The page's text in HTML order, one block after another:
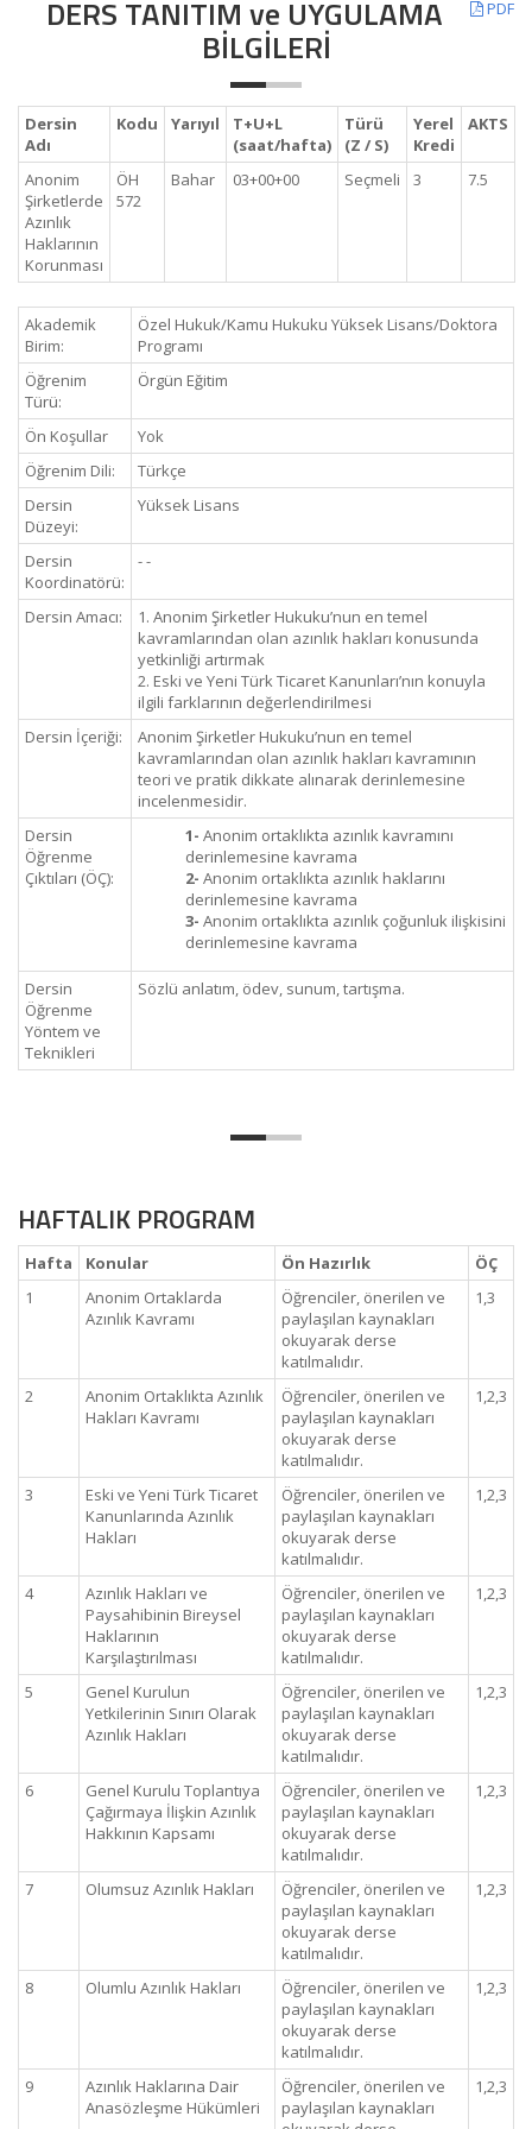
PDF
DERS TANITIM ve UYGULAMA
BİLGİLERİ
Dersin
Adı
Kodu Yarıyıl
T+U+L
(saat/hafta)
Türü
(Z / S)
Yerel
Kredi
AKTS
Anonim
Şirketlerde
Azınlık
Haklarının
Korunması
ÖH
572
Bahar 03+00+00 Seçmeli 3 7.5
Akademik
Birim:
Özel Hukuk/Kamu Hukuku Yüksek Lisans/Doktora
Programı
Öğrenim
Türü:
Örgün Eğitim
Ön Koşullar
Yok
Öğrenim Dili:
Türkçe
Dersin
Düzeyi:
Yüksek Lisans
Dersin
Koordinatörü:
- -
Dersin Amacı:
1. Anonim Şirketler Hukuku’nun en temel
kavramlarından olan azınlık hakları konusunda
yetkinliği artırmak
2. Eski ve Yeni Türk Ticaret Kanunları’nın konuyla
ilgili farklarının değerlendirilmesi
Dersin İçeriği:
Anonim Şirketler Hukuku’nun en temel
kavramlarından olan azınlık hakları kavramının
teori ve pratik dikkate alınarak derinlemesine
incelenmesidir.
Dersin
Öğrenme
Çıktıları (ÖÇ):
1- Anonim ortaklıkta azınlık kavramını
derinlemesine kavrama
2- Anonim ortaklıkta azınlık haklarını
derinlemesine kavrama
3- Anonim ortaklıkta azınlık çoğunluk ilişkisini
derinlemesine kavrama
Dersin
Öğrenme
Yöntem ve
Teknikleri
Sözlü anlatım, ödev, sunum, tartışma.
HAFTALIK PROGRAM
Hafta Konular Ön Hazırlık
ÖÇ
1
Anonim Ortaklarda
Azınlık Kavramı
Öğrenciler, önerilen ve
paylaşılan kaynakları
okuyarak derse
katılmalıdır.
1,3
2
Anonim Ortaklıkta Azınlık
Hakları Kavramı
Öğrenciler, önerilen ve
paylaşılan kaynakları
okuyarak derse
katılmalıdır.
1,2,3
3
Eski ve Yeni Türk Ticaret
Kanunlarında Azınlık
Hakları
Öğrenciler, önerilen ve
paylaşılan kaynakları
okuyarak derse
katılmalıdır.
1,2,3
4
Azınlık Hakları ve
Paysahibinin Bireysel
Haklarının
Karşılaştırılması
Öğrenciler, önerilen ve
paylaşılan kaynakları
okuyarak derse
katılmalıdır.
1,2,3
5
Genel Kurulun
Yetkilerinin Sınırı Olarak
Azınlık Hakları
Öğrenciler, önerilen ve
paylaşılan kaynakları
okuyarak derse
katılmalıdır.
1,2,3
6
Genel Kurulu Toplantıya
Çağırmaya İlişkin Azınlık
Hakkının Kapsamı
Öğrenciler, önerilen ve
paylaşılan kaynakları
okuyarak derse
katılmalıdır.
1,2,3
7 Olumsuz Azınlık Hakları
Öğrenciler, önerilen ve
paylaşılan kaynakları
okuyarak derse
katılmalıdır.
1,2,3
8 Olumlu Azınlık Hakları
Öğrenciler, önerilen ve
paylaşılan kaynakları
okuyarak derse
katılmalıdır.
1,2,3
9
Azınlık Haklarına Dair
Anasözleşme Hükümleri
Öğrenciler, önerilen ve
paylaşılan kaynakları
1,2,3